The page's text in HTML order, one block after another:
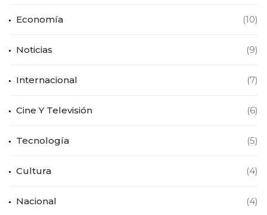
Economía (10)
Noticias (9)
Internacional (7)
Cine Y Televisión (6)
Tecnología (5)
Cultura (4)
Nacional (4)